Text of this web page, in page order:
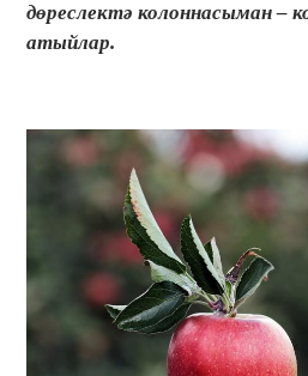
дөреслектә колоннасыман –
атыйлар.